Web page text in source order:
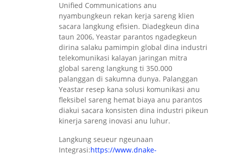
Unified Communications anu
nyambungkeun rekan kerja sareng klien
sacara langkung efisien. Diadegkeun dina
taun 2006, Yeastar parantos ngadegkeun
dirina salaku pamimpin global dina industri
telekomunikasi kalayan jaringan mitra
global sareng langkung ti 350.000
palanggan di sakumna dunya. Palanggan
Yeastar resep kana solusi komunikasi anu
fleksibel sareng hemat biaya anu parantos
diakui sacara konsisten dina industri pikeun
kinerja sareng inovasi anu luhur.
Langkung seueur ngeunaan
Integrasi:https://www.dnake-